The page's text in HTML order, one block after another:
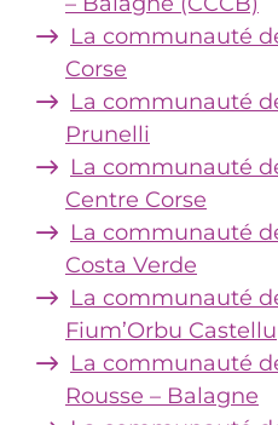
La communauté
Corse
La communauté
Prunelli
La communauté
Centre Corse
La communauté
Costa Verde
La communauté
Fium’Orbu Castellu
La communauté
Rousse – Balagne